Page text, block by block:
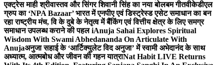
एक्ट्रेस माही श्रीवास्तव और सिंगर शिवानी सिंह का नया बोलबम गीतवीकेडीएल
ग्रुप का ‘NPA Bazaar’ भारत में एनपीए एवं डिस्ट्रेस्ड एसेट समाधान का बन
रहा राष्ट्रीय मंच, वि के दुबे के नेतृत्व में बैंकिंग एवं वित्तीय क्षेत्र के लिए समग्र
समाधान उपलब्ध कराने की पहल iAnuja Sahai Explores Spiritual
Wisdom With Swami Abhedananda On Articulate With
Anujaअनुजा सहाई के ‘आर्टिक्युलेट विद अनुजा’ में स्वामी अभेदानंद के साथ
अध्यात्म, आत्मबोध और जीवन की गहन यात्राNat Habit LIVE Returns